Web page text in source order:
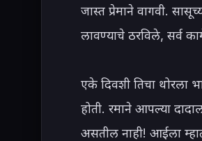
जास्त प्रेमाने वागवी.
लावण्याचे ठरविले, सर्व
एके दिवशी तिचा थोरला
होती. रमाने आपल्या
असतील नाही! आईला